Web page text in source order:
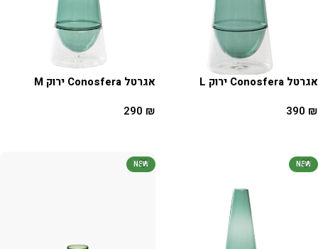
אגרטל Conosfera ירוק L
390 ₪
אגרטל Conosfera ירוק M
290 ₪
NEW
NEW